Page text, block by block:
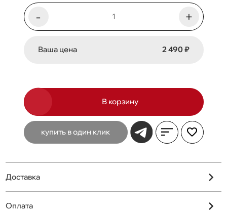
- +
Ваша цена 2 490 ₽
В корзину
купить в один клик
Доставка
Оплата